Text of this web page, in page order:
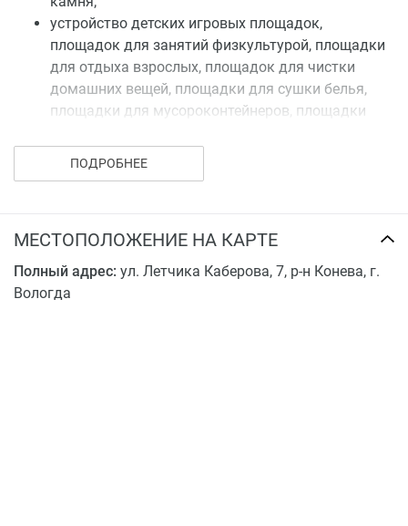
устройство детских игровых площадок,
площадок для занятий физкультурой, площадки
для отдыха взрослых, площадок для чистки
домашних вещей, площадки для сушки белья,
площадки для мусороконтейнеров, площадки
можно от в ипотеку от банков-партнеров.
ПОДРОБНЕЕ
МЕСТОПОЛОЖЕНИЕ НА КАРТЕ
Полный адрес: ул. Летчика Каберова, 7, р-н Конева, г.
Вологда